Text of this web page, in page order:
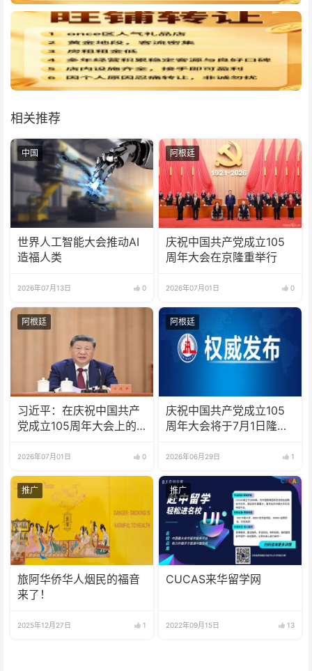
相关推荐
中国
世界人工智能大会推动AI
造福人类
2026年07月13日 0
阿根廷
庆祝中国共产党成立105
周年大会在京隆重举行
2026年07月01日 0
阿根廷
习近平：在庆祝中国共产
党成立105周年大会上的
2026年07月01日 0
阿根廷
庆祝中国共产党成立105
周年大会将于7月1日隆重
2026年06月29日 1
推广
旅阿华侨华人烟民的福音
来了！
2025年12月27日 1
推广
CUCAS来华留学网
2022年09月15日 13